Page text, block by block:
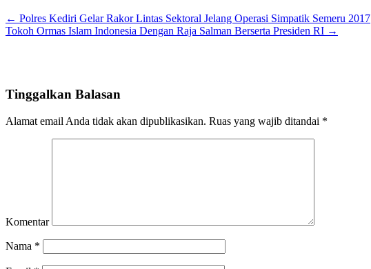
← Polres Kediri Gelar Rakor Lintas Sektoral Jelang Operasi Simpatik Semeru 2017
Tokoh Ormas Islam Indonesia Dengan Raja Salman Berserta Presiden RI →
Tinggalkan Balasan
Alamat email Anda tidak akan dipublikasikan. Ruas yang wajib ditandai *
Komentar
Nama *